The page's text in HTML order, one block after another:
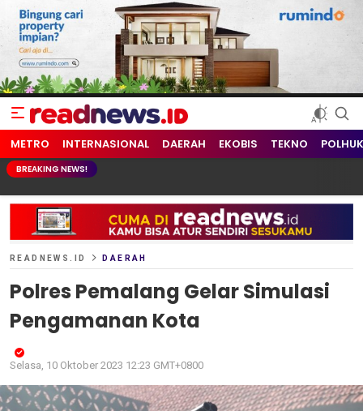
readnews.id
Berita Terkini, Update Terbaru Hari ini dari Indonesia dan Dunia
METRO INTERNASIONAL DAERAH EKOBIS TEKNO
BREAKING NEWS!
READNEWS.ID DAERAH
Polres Pemalang Gelar Simulasi
Pengamanan Kota
Selasa, 10 Oktober 2023 12:23 GMT+0800